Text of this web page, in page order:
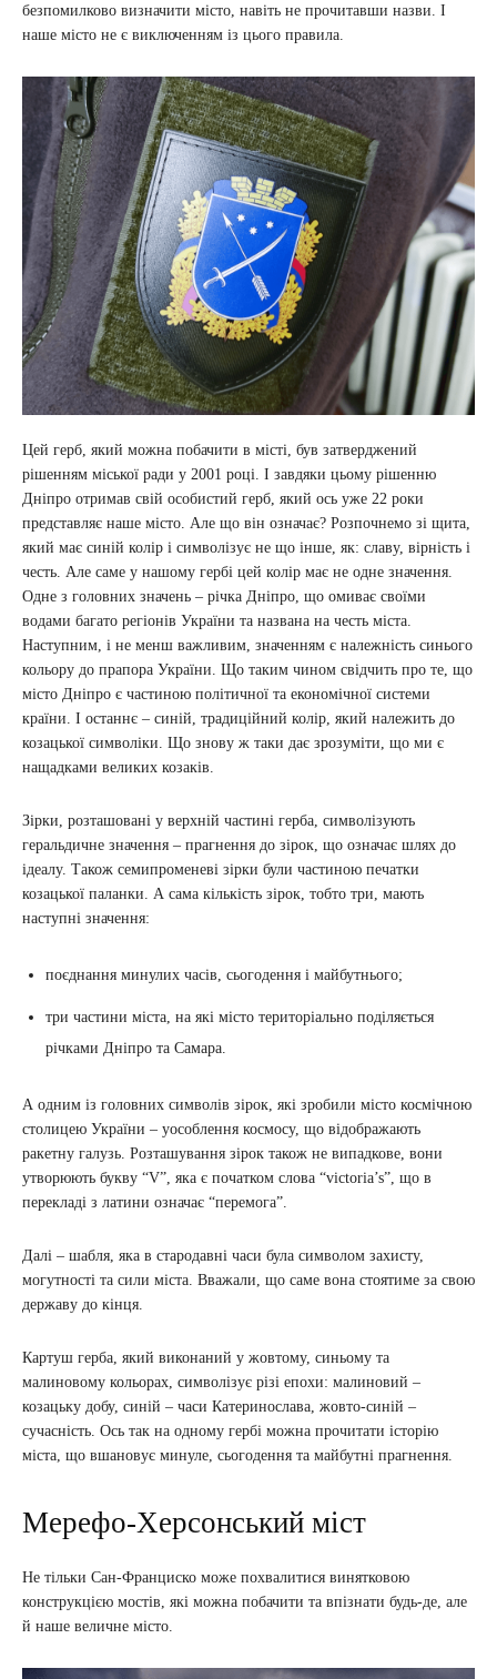
безпомилково визначити місто, навіть не прочитавши назви. І
наше місто не є виключенням із цього правила.
Цей герб, який можна побачити в місті, був затверджений
рішенням міської ради у 2001 році. І завдяки цьому рішенню
Дніпро отримав свій особистий герб, який ось уже 22 роки
представляє наше місто. Але що він означає? Розпочнемо зі щита,
який має синій колір і символізує не що інше, як: славу, вірність і
честь. Але саме у нашому гербі цей колір має не одне значення.
Одне з головних значень – річка Дніпро, що омиває своїми
водами багато регіонів України та названа на честь міста.
Наступним, і не менш важливим, значенням є належність синього
кольору до прапора України. Що таким чином свідчить про те, що
місто Дніпро є частиною політичної та економічної системи
країни. І останнє – синій, традиційний колір, який належить до
козацької символіки. Що знову ж таки дає зрозуміти, що ми є
нащадками великих козаків.
Зірки, розташовані у верхній частині герба, символізують
геральдичне значення – прагнення до зірок, що означає шлях до
ідеалу. Також семипроменеві зірки були частиною печатки
козацької паланки. А сама кількість зірок, тобто три, мають
наступні значення:
поєднання минулих часів, сьогодення і майбутнього;
три частини міста, на які місто територіально поділяється
річками Дніпро та Самара.
А одним із головних символів зірок, які зробили місто космічною
столицею України – уособлення космосу, що відображають
ракетну галузь. Розташування зірок також не випадкове, вони
утворюють букву “V”, яка є початком слова “victoria’s”, що в
перекладі з латини означає “перемога”.
Далі – шабля, яка в стародавні часи була символом захисту,
могутності та сили міста. Вважали, що саме вона стоятиме за свою
державу до кінця.
Картуш герба, який виконаний у жовтому, синьому та
малиновому кольорах, символізує різі епохи: малиновий –
козацьку добу, синій – часи Катеринослава, жовто-синій –
сучасність. Ось так на одному гербі можна прочитати історію
міста, що вшановує минуле, сьогодення та майбутні прагнення.
Мерефо-Херсонський міст
Не тільки Сан-Франциско може похвалитися винятковою
конструкцією мостів, які можна побачити та впізнати будь-де, але
й наше величне місто.